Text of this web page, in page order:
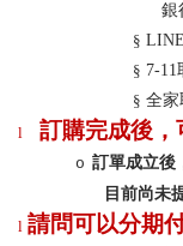
銀
§
§ 7-11
§ 全家
l
訂購完成後，
o 訂單成立後
目前尚未
l 請問可以分期